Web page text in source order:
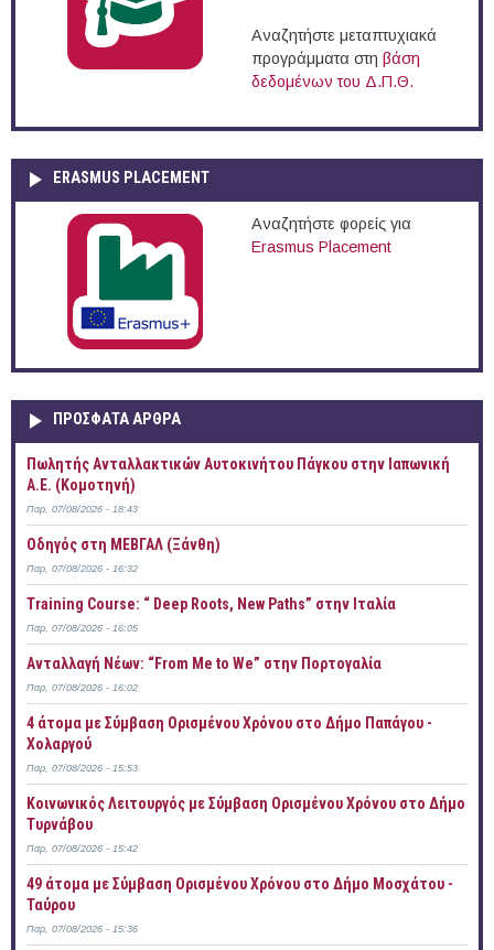
Αναζητήστε μεταπτυχιακά
προγράμματα στη βάση
δεδομένων του Δ.Π.Θ.
ERASMUS PLACEMENT
Αναζητήστε φορείς για
Erasmus Placement
ΠΡOΣΦΑΤΑ AΡΘΡΑ
Πωλητής Ανταλλακτικών Αυτοκινήτου Πάγκου στην Ιαπωνική
Α.Ε. (Κομοτηνή)
Παρ, 07/08/2026 - 18:43
Οδηγός στη ΜΕΒΓΑΛ (Ξάνθη)
Παρ, 07/08/2026 - 16:32
Training Course: “ Deep Roots, New Paths” στην Ιταλία
Παρ, 07/08/2026 - 16:05
Ανταλλαγή Νέων: “From Me to We” στην Πορτογαλία
Παρ, 07/08/2026 - 16:02
4 άτομα με Σύμβαση Ορισμένου Χρόνου στο Δήμο Παπάγου -
Χολαργού
Παρ, 07/08/2026 - 15:53
Κοινωνικός Λειτουργός με Σύμβαση Ορισμένου Χρόνου στο Δήμο
Τυρνάβου
Παρ, 07/08/2026 - 15:42
49 άτομα με Σύμβαση Ορισμένου Χρόνου στο Δήμο Μοσχάτου -
Ταύρου
Παρ, 07/08/2026 - 15:36